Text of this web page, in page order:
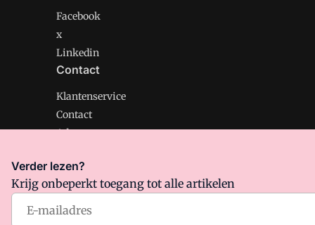
Facebook
x
Linkedin
Contact
Klantenservice
Contact
Adverteren
Management Support is onderdeel van VMN media.
Algemene Voorwaarden
Verder lezen?
Krijg onbeperkt toegang tot alle artikelen